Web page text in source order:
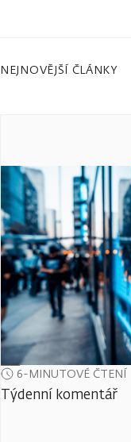
NEJNOVĚJŠÍ ČLÁNKY
6-MINUTOVÉ ČTENÍ
Týdenní komentář